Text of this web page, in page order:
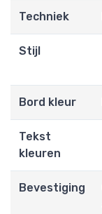
Techniek
Stijl
Bord kleur
Tekst
kleuren
Bevestiging